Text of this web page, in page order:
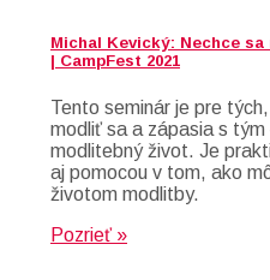
Michal Kevický: Nechce
| CampFest 2021
Tento seminár je pre
modliť sa a zápasia s
modlitebný život. Je
aj pomocou v tom, ako
životom modlitby.
Pozrieť »